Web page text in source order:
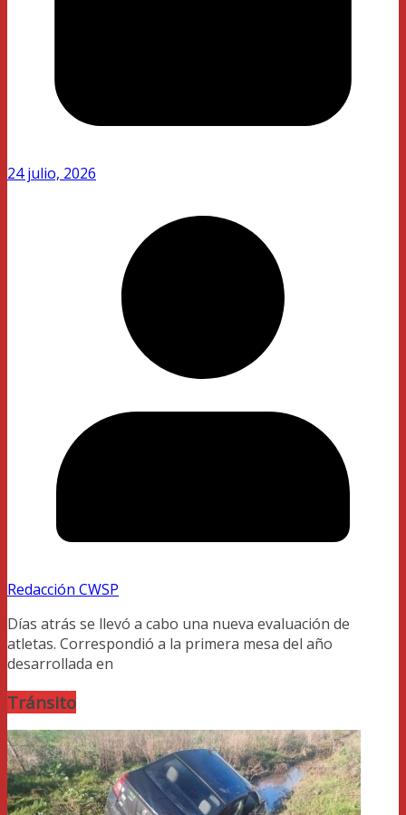
24 julio, 2026
Redacción CWSP
Días atrás se llevó a cabo una nueva evaluación de
atletas. Correspondió a la primera mesa del año
desarrollada en
Tránsito